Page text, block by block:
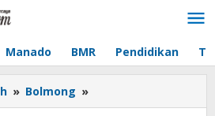
Manado BMR Pendidikan
» Bolmong »
Program